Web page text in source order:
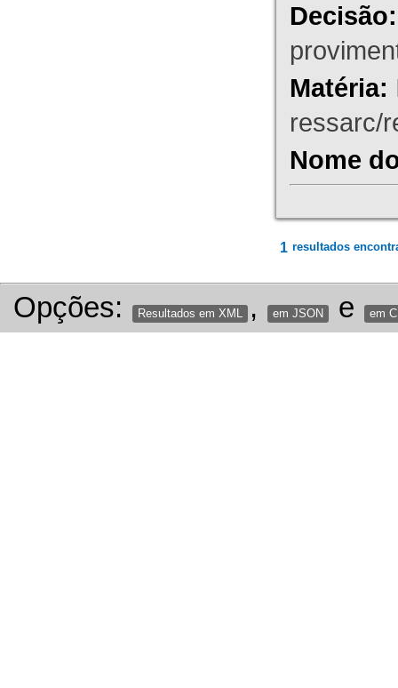
Decisão:
Matéria:
ressarc/
Nome
1 resultados
Opções: Resultados em XML , em JSON e em